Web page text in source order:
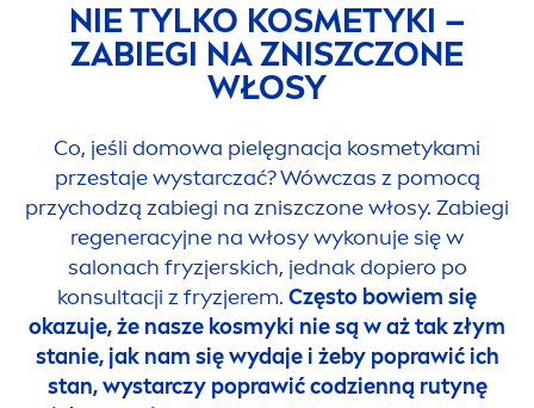
NIE TYLKO KOSMETYKI –
ZABIEGI NA ZNISZCZONE
WŁOSY
Co, jeśli domowa pielęgnacja kosmetykami
przestaje wystarczać? Wówczas z pomocą
przychodzą zabiegi na zniszczone włosy. Zabiegi
regeneracyjne na włosy wykonuje się w
salonach fryzjerskich, jednak dopiero po
konsultacji z fryzjerem. Często bowiem się
okazuje, że nasze kosmyki nie są w aż tak złym
stanie, jak nam się wydaje i żeby poprawić ich
stan, wystarczy poprawić codzienną rutynę